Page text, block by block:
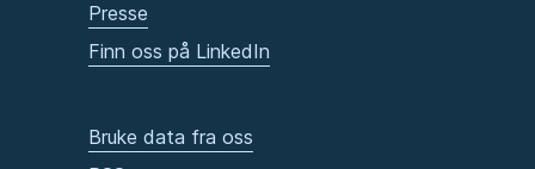
Presse
Finn oss på LinkedIn
Bruke data fra oss